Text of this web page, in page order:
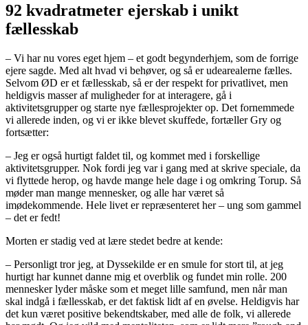
92 kvadratmeter ejerskab i unikt
fællesskab
– Vi har nu vores eget hjem – et godt begynderhjem, som de forrige
ejere sagde. Med alt hvad vi behøver, og så er udearealerne fælles.
Selvom ØD er et fællesskab, så er der respekt for privatlivet, men
heldigvis masser af muligheder for at interagere, gå i
aktivitetsgrupper og starte nye fællesprojekter op. Det fornemmede
vi allerede inden, og vi er ikke blevet skuffede, fortæller Gry og
fortsætter:
– Jeg er også hurtigt faldet til, og kommet med i forskellige
aktivitetsgrupper. Nok fordi jeg var i gang med at skrive speciale, da
vi flyttede herop, og havde mange hele dage i og omkring Torup. Så
møder man mange mennesker, og alle har været så
imødekommende. Hele livet er repræsenteret her – ung som gammel
– det er fedt!
Morten er stadig ved at lære stedet bedre at kende:
– Personligt tror jeg, at Dyssekilde er en smule for stort til, at jeg
hurtigt har kunnet danne mig et overblik og fundet min rolle. 200
mennesker lyder måske som et meget lille samfund, men når man
skal indgå i fællesskab, er det faktisk lidt af en øvelse. Heldigvis har
det kun været positive bekendtskaber, med alle de folk, vi allerede